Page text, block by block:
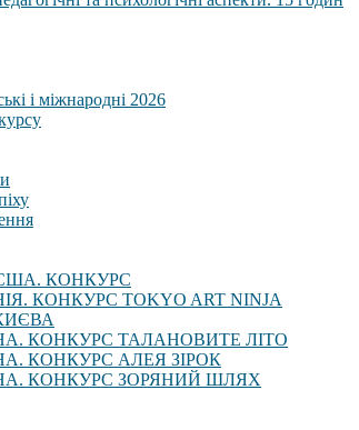
і міжнародні 2026
КОНКУРС
КОНКУРС TOKYO ART NINJA
КОНКУРС ТАЛАНОВИТЕ ЛІТО
КОНКУРС АЛЕЯ ЗІРОК
КОНКУРС ЗОРЯНИЙ ШЛЯХ